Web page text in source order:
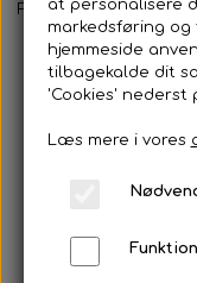
Forside Bilnøgler
at personalisere
markedsføring
hjemmeside
tilbagekalde dit
'Cookies' nederst
Læs mere i vores